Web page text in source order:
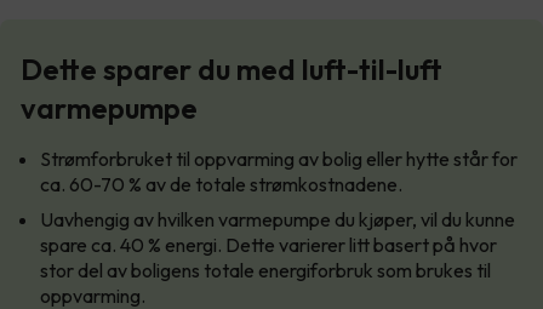
Dette sparer du med luft-til-luft
varmepumpe
Strømforbruket til oppvarming av bolig eller hytte står for
ca. 60-70 % av de totale strømkostnadene.
Uavhengig av hvilken varmepumpe du kjøper, vil du kunne
spare ca. 40 % energi. Dette varierer litt basert på hvor
stor del av boligens totale energiforbruk som brukes til
oppvarming.